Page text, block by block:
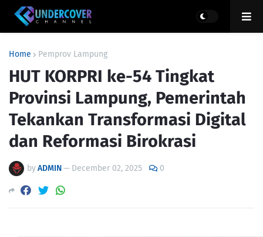
Home Pemprov Lampung
HUT KORPRI ke-54 Tingkat
Provinsi Lampung, Pemerintah
Tekankan Transformasi Digital
dan Reformasi Birokrasi
byADMIN— December 02, 2025 0